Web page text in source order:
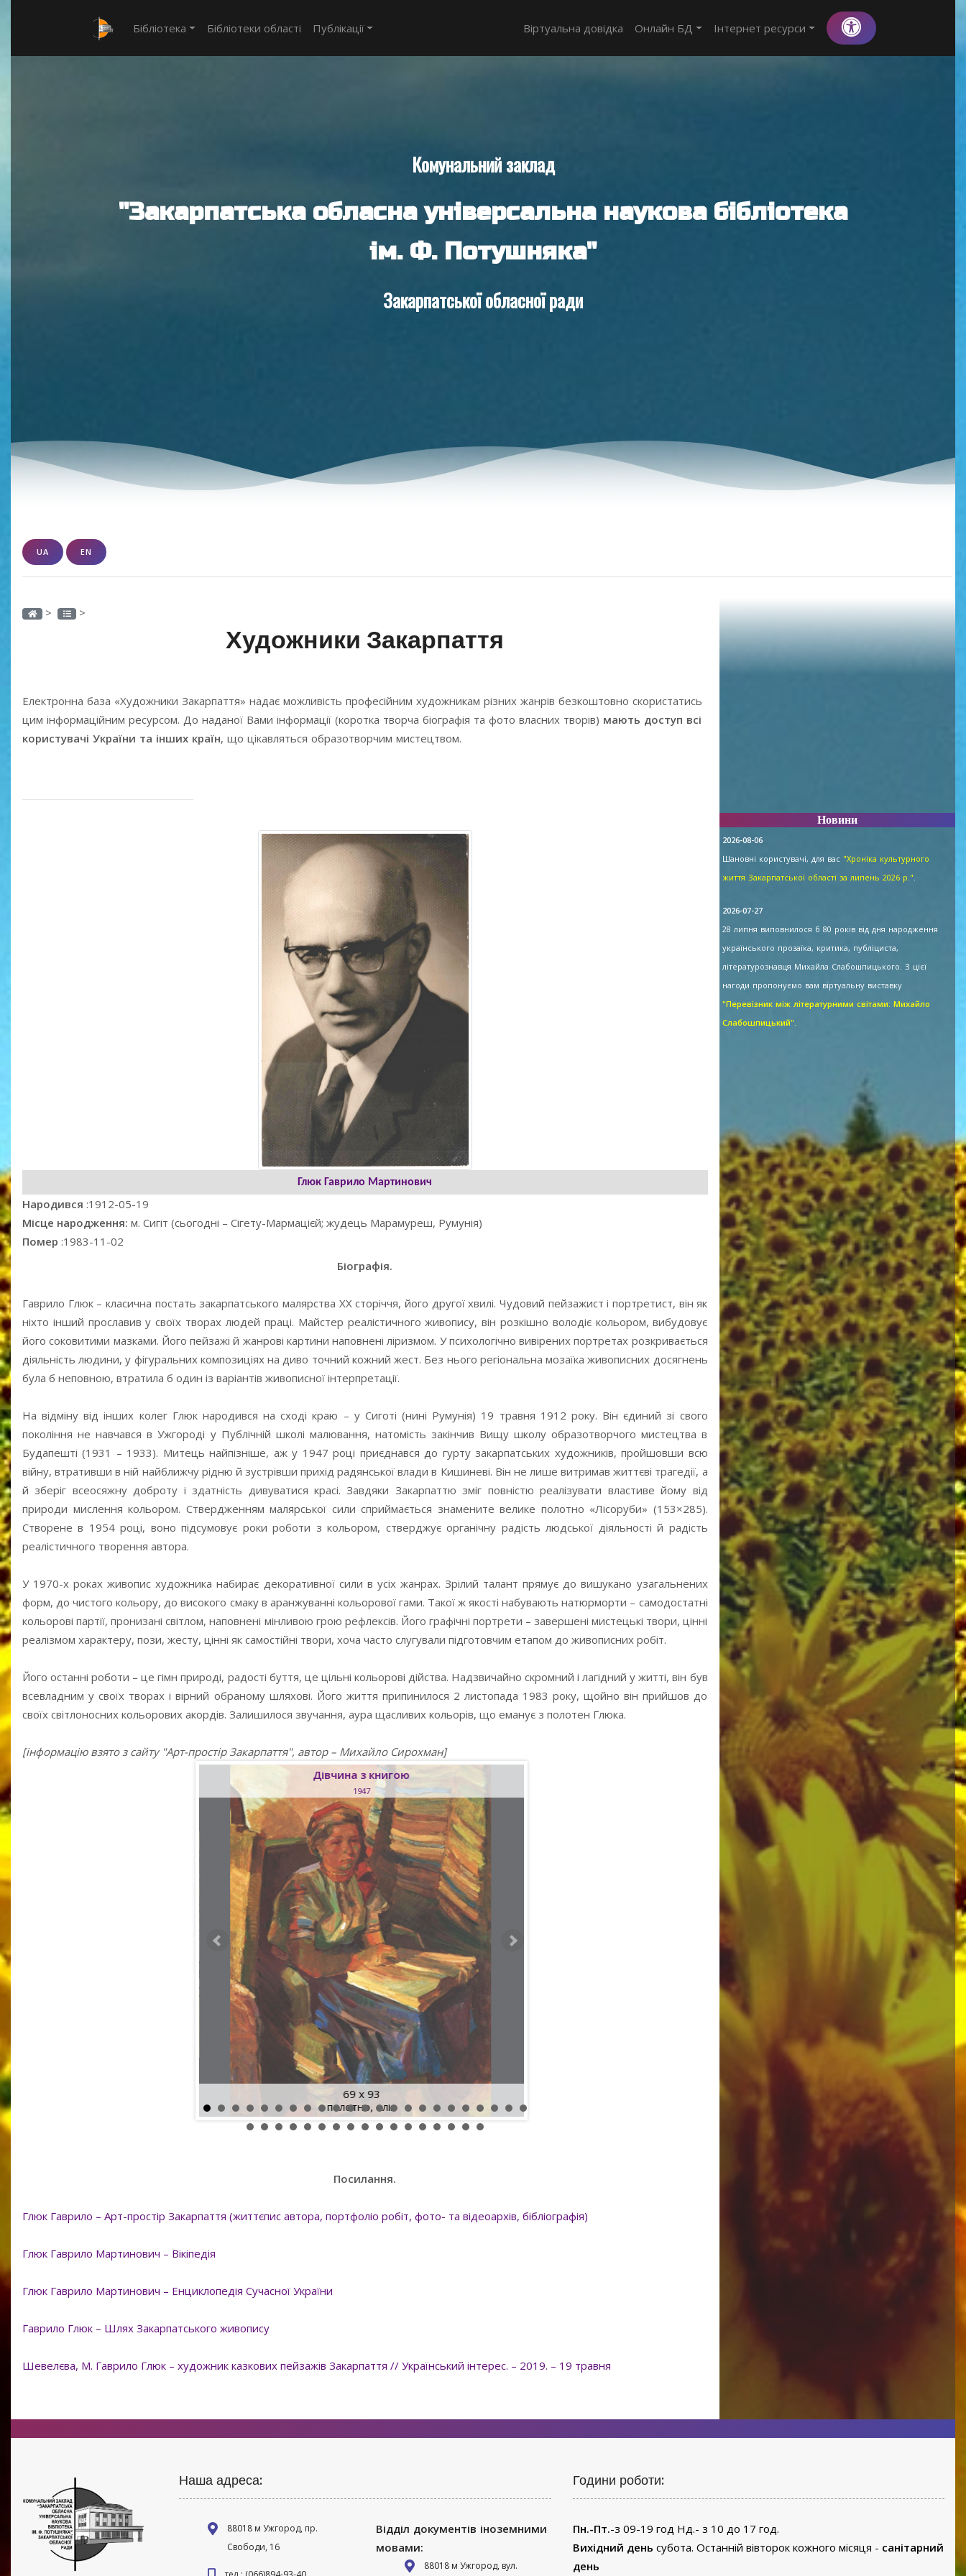
Бібліотека Бібліотеки області Публікації Віртуальна довідка Онлайн БД Інтернет ресурси
Комунальний заклад
"Закарпатська обласна універсальна наукова бібліотека
ім. Ф. Потушняка"
Закарпатської обласної ради
UA EN
> >
Художники Закарпаття
Електронна база «Художники Закарпаття» надає можливість професійним художникам різних жанрів безкоштовно скористатись
цим інформаційним ресурсом. До наданої Вами інформації (коротка творча біографія та фото власних творів) мають доступ всі
користувачі України та інших країн, що цікавляться образотворчим мистецтвом.
Глюк Гаврило Мартинович
Народився :1912-05-19
Місце народження: м. Сигіт (сьогодні – Сігету-Мармацієй; жудець Марамуреш, Румунія)
Помер :1983-11-02
Біографія.
Гаврило Глюк – класична постать закарпатського малярства ХХ сторіччя, його другої хвилі. Чудовий пейзажист і портретист, він як
ніхто інший прославив у своїх творах людей праці. Майстер реалістичного живопису, він розкішно володіє кольором, вибудовує
його соковитими мазками. Його пейзажі й жанрові картини наповнені ліризмом. У психологічно вивірених портретах розкривається
діяльність людини, у фігуральних композиціях на диво точний кожний жест. Без нього регіональна мозаїка живописних досягнень
була б неповною, втратила б один із варіантів живописної інтерпретації.
На відміну від інших колег Глюк народився на сході краю – у Сиготі (нині Румунія) 19 травня 1912 року. Він єдиний зі свого
покоління не навчався в Ужгороді у Публічній школі малювання, натомість закінчив Вищу школу образотворчого мистецтва в
Будапешті (1931 – 1933). Митець найпізніше, аж у 1947 році приєднався до гурту закарпатських художників, пройшовши всю
війну, втративши в ній найближчу рідню й зустрівши прихід радянської влади в Кишиневі. Він не лише витримав життєві трагедії, а
й зберіг всеосяжну доброту і здатність дивуватися красі. Завдяки Закарпаттю зміг повністю реалізувати властиве йому від
природи мислення кольором. Ствердженням малярської сили сприймається знамените велике полотно «Лісоруби» (153×285).
Створене в 1954 році, воно підсумовує роки роботи з кольором, стверджує органічну радість людської діяльності й радість
реалістичного творення автора.
У 1970-х роках живопис художника набирає декоративної сили в усіх жанрах. Зрілий талант прямує до вишукано узагальнених
форм, до чистого кольору, до високого смаку в аранжуванні кольорової гами. Такої ж якості набувають натюрморти – самодостатні
кольорові партії, пронизані світлом, наповнені мінливою грою рефлексів. Його графічні портрети – завершені мистецькі твори, цінні
реалізмом характеру, пози, жесту, цінні як самостійні твори, хоча часто слугували підготовчим етапом до живописних робіт.
Його останні роботи – це гімн природі, радості буття, це цільні кольорові дійства. Надзвичайно скромний і лагідний у житті, він був
всевладним у своїх творах і вірний обраному шляхові. Його життя припинилося 2 листопада 1983 року, щойно він прийшов до
своїх світлоносних кольорових акордів. Залишилося звучання, аура щасливих кольорів, що еманує з полотен Глюка.
[інформацію взято з сайту "Арт-простір Закарпаття", автор – Михайло Сирохман]
Сплав лісу
40,5 x 28,5
папір, олівець
Дівчина з книгою
1947
69 x 93
полотно, олія
Мати з дитиною
Посилання.
Глюк Гаврило – Арт-простір Закарпаття (життєпис автора, портфоліо робіт, фото- та відеоархів, бібліографія)
Глюк Гаврило Мартинович – Вікіпедія
Глюк Гаврило Мартинович – Енциклопедія Сучасної України
Гаврило Глюк – Шлях Закарпатського живопису
Шевелєва, М. Гаврило Глюк – художник казкових пейзажів Закарпаття // Український інтерес. – 2019. – 19 травня
Новини
2026-08-06
Шановні користувачі, для вас "Хроніка культурного
життя Закарпатської області за липень 2026 р.".
2026-07-27
28 липня виповнилося б 80 років від дня народження
українського прозаїка, критика, публіциста,
літературознавця Михайла Слабошпицького. З цієї
нагоди пропонуємо вам віртуальну виставку
"Перевізник між літературними світами: Михайло
Слабошпицький".
Наша адреса:
88018 м Ужгород, пр.
Свободи, 16
Відділ документів іноземними
мовами:
88018 м Ужгород, вул.
Години роботи:
Пн.-Пт.-з 09-19 год Нд.- з 10 до 17 год.
Вихідний день субота. Останній вівторок кожного місяця - санітарний
день